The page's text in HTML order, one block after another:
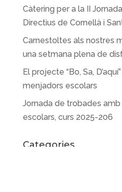
Càtering per a la II
Directius de Cornellà i
Carnestoltes als nostres
una setmana plena de
El projecte “Bo, Sa,
menjadors escolars
Jornada de trobades
escolars, curs 2025-206
Categories